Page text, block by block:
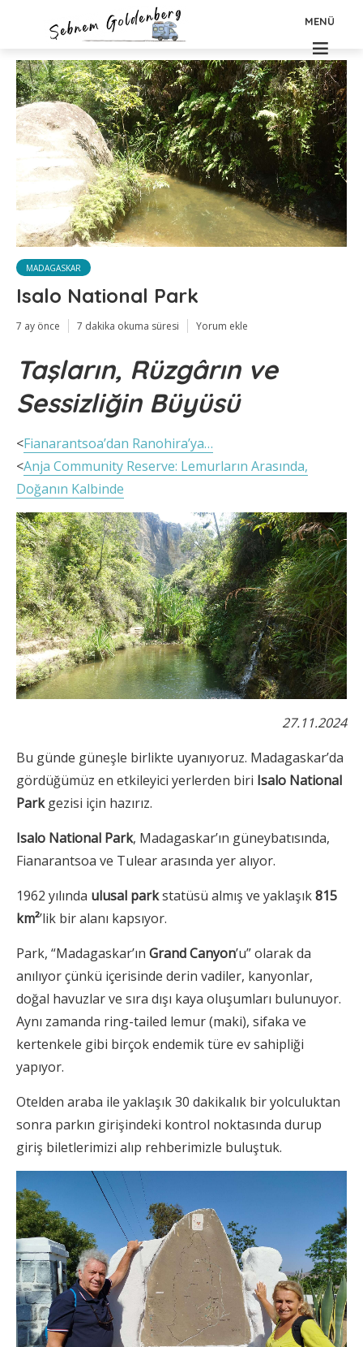
MENÜ
MADAGASKAR
Isalo National Park
7 ay önce 7 dakika okuma süresi Yorum ekle
Taşların, Rüzgârın ve
Sessizliğin Büyüsü
<Fianarantsoa’dan Ranohira’ya…
<Anja Community Reserve: Lemurların Arasında,
Doğanın Kalbinde
27.11.2024
Bu günde güneşle birlikte uyanıyoruz. Madagaskar’da
gördüğümüz en etkileyici yerlerden biri Isalo National
Parkgezisi için hazırız.
Isalo National Park, Madagaskar’ın güneybatısında,
Fianarantsoa ve Tulear arasında yer alıyor.
1962 yılında ulusal parkstatüsü almış ve yaklaşık815
km²’lik bir alanı kapsıyor.
Park, “Madagaskar’ın Grand Canyon’u” olarak da
anılıyor çünkü içerisinde derin vadiler, kanyonlar,
doğal havuzlar ve sıra dışı kaya oluşumları bulunuyor.
Aynı zamanda ring-tailed lemur (maki), sifaka ve
kertenkele gibi birçok endemik türe ev sahipliği
yapıyor.
Otelden araba ile yaklaşık 30 dakikalık bir yolculuktan
sonra parkın girişindeki kontrol noktasında durup
giriş biletlerimizi alıp rehberimizle buluştuk.